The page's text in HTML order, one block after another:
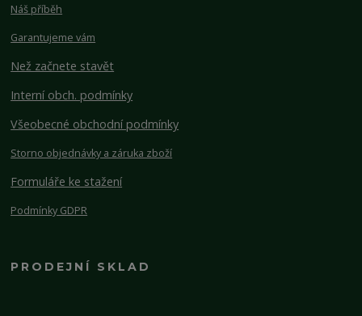
Náš příběh
Garantujeme vám
Než začnete stavět
Interní obch. podmínky
Všeobecné obchodní podmínky
Storno objednávky a záruka zboží
Formuláře ke stažení
Podmínky GDPR
PRODEJNÍ SKLAD